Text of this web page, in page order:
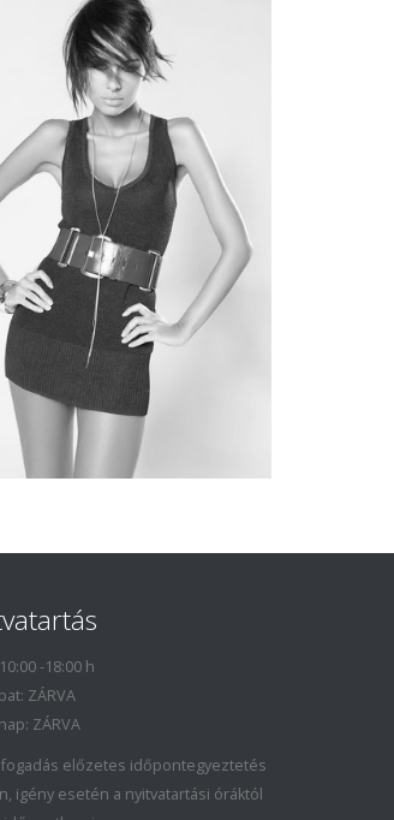
-18:00 h
ZÁRVA
ZÁRVA
előzetes időpontegyeztetés
igény esetén a nyitvatartási óráktól